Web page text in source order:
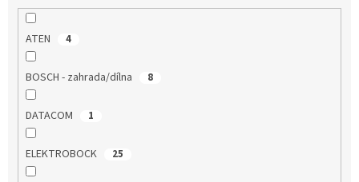
ATEN 4
BOSCH - zahrada/dílna 8
DATACOM 1
ELEKTROBOCK 25